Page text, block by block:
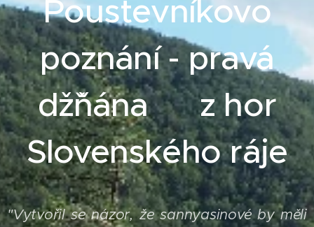
Poustevníkovo
poznání - pravá
džˇňána z hor
Slovenského ráje
"Vytvořil se názor, že sannyasinové by měli